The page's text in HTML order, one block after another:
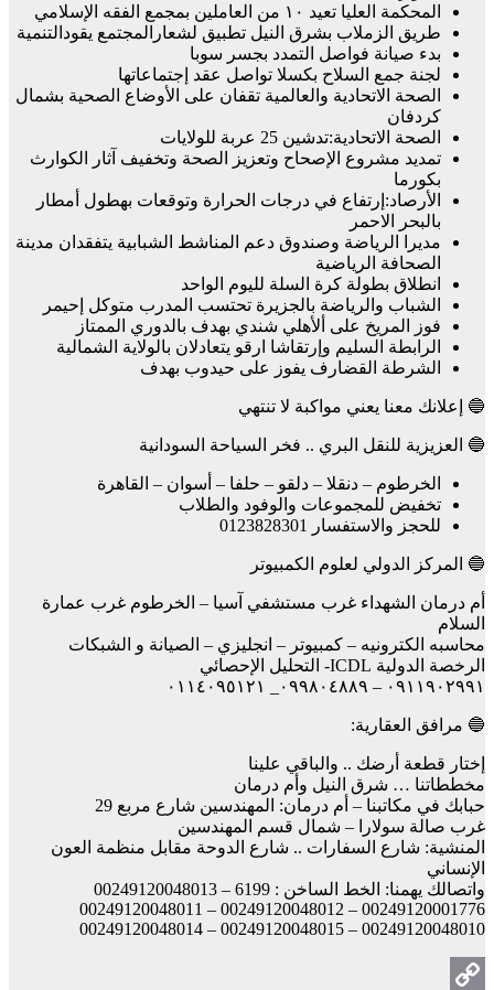
المحكمة العليا تعيد ١٠ من العاملين بمجمع الفقه الإسلامي
طريق الزملاب بشرق النيل تطبيق لشعارالمجتمع يقودالتنمية
بدء صيانة فواصل التمدد بجسر سوبا
لجنة جمع السلاح بكسلا تواصل عقد إجتماعاتها
الصحة الاتحادية والعالمية تقفان على الأوضاع الصحية بشمال
كردفان
الصحة الاتحادية:تدشين 25 عربة للولايات
تمديد مشروع الإصحاح وتعزيز الصحة وتخفيف آثار الكوارث
بكورما
الأرصاد:إرتفاع في درجات الحرارة وتوقعات بهطول أمطار
بالبحر الاحمر
مديرا الرياضة وصندوق دعم المناشط الشبابية يتفقدان مدينة
الصحافة الرياضية
انطلاق بطولة كرة السلة لليوم الواحد
الشباب والرياضة بالجزيرة تحتسب المدرب متوكل إحيمر
فوز المريخ على ألأهلي شندي بهدف بالدوري الممتاز
الرابطة السليم وإرتقاشا ارقو يتعادلان بالولاية الشمالية
الشرطة القضارف يفوز على حيدوب بهدف
🔵 إعلانك معنا يعني مواكبة لا تنتهي
🔵 العزيزية للنقل البري .. فخر السياحة السودانية
الخرطوم – دنقلا – دلقو – حلفا – أسوان – القاهرة
تخفيض للمجموعات والوفود والطلاب
للحجز والاستفسار 0123828301
🔵 المركز الدولي لعلوم الكمبيوتر
أم درمان الشهداء غرب مستشفي آسيا – الخرطوم غرب عمارة
السلام
محاسبه الكترونيه – كمبيوتر – انجليزي – الصيانة و الشبكات
الرخصة الدولية ICDL- التحليل الإحصائي
٠٩١١٩٠٢٩٩١ – ٠٩٩٨٠٤٨٨٩_ ٠١١٤٠٩٥١٢١
🔵 مرافق العقارية:
إختار قطعة أرضك .. والباقي علينا
مخططاتنا … شرق النيل وأم درمان
حبابك في مكاتبنا – أم درمان: المهندسين شارع مربع 29
غرب صالة سولارا – شمال قسم المهندسين
المنشية: شارع السفارات .. شارع الدوحة مقابل منظمة العون
الإنساني
واتصالك يهمنا: الخط الساخن : 6199 – 00249120048013
00249120001776 – 00249120048012 – 00249120048011
00249120048010 – 00249120048015 – 00249120048014